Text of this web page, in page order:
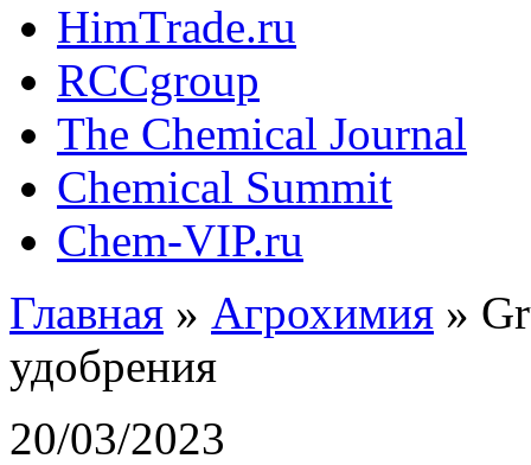
HimTrade.ru
RCCgroup
The Chemical Journal
Chemical Summit
Chem-VIP.ru
Главная » Агрохимия »
удобрения
20/03/2023